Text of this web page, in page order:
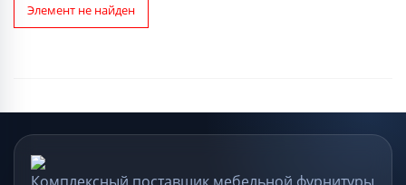
Элемент не найден
Комплексный поставщик мебельной фурнитуры